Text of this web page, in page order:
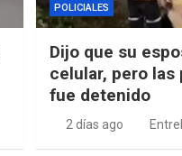
POLICIALES
Dijo que su
celular, pero
fue detenido
2 días ago